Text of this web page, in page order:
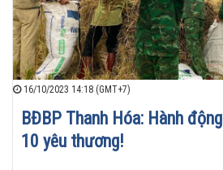
16/10/2023 14:18 (GMT+7)
BĐBP Thanh Hóa: Hành
10 yêu thương!